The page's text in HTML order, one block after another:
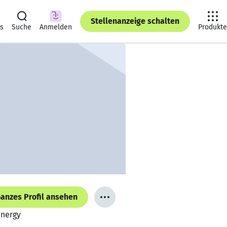
Suche Anmelden
Stellenanzeige schalten
Produkte
Profil ansehen